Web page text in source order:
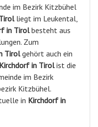
im Bezirk Kitzbühel
liegt im Leukental,
in Tirolbesteht aus
Zum
Tirolgehört auch ein
Kirchdorf in Tirolist die
im Bezirk
Kitzbühel.
in Kirchdorf in